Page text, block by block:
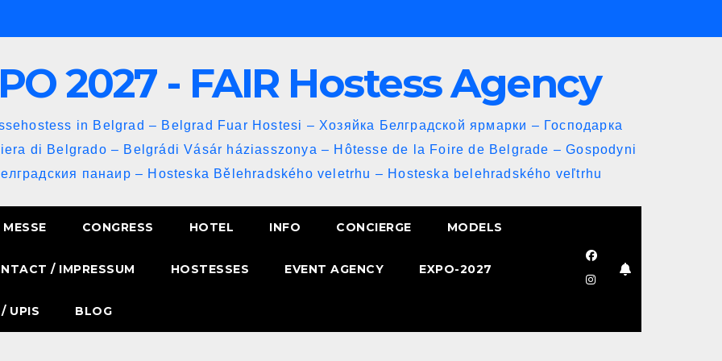
2027 - FAIR Hostess Agency
in Belgrad – Belgrad Fuar Hostesi – Хозяйка Белградской ярмарки – Господарка
di Belgrado – Belgrádi Vásár háziasszonya – Hôtesse de la Foire de Belgrade – Gospodyni
панаир – Hosteska Bělehradského veletrhu – Hosteska belehradského veľtrhu
MESSE CONGRESS HOTEL INFO CONCIERGE MODELS
/ IMPRESSUM HOSTESSES EVENT AGENCY EXPO-2027
UPIS BLOG